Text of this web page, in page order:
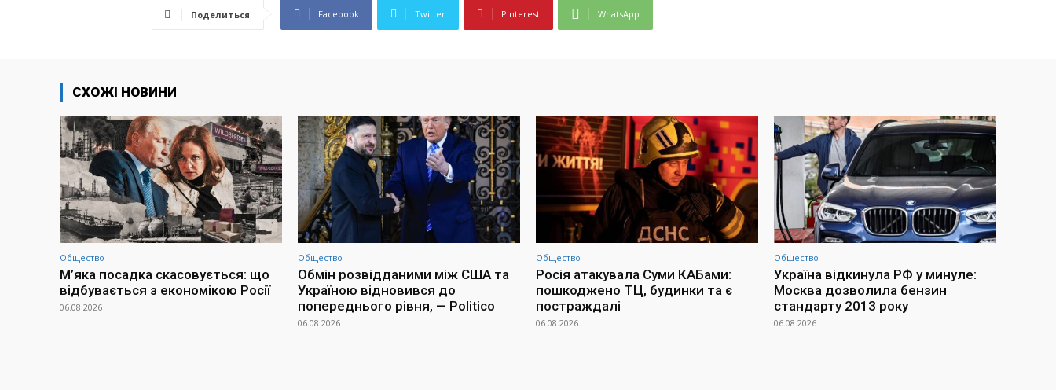
Поделиться Facebook Twitter Pinterest WhatsApp
СХОЖІ НОВИНИ
Общество
М’яка посадка скасовується: що
відбувається з економікою Росії
06.08.2026
Общество
Обмін розвідданими між США та
Україною відновився до
попереднього рівня, — Politico
06.08.2026
Общество
Росія атакувала Суми КАБами:
пошкоджено ТЦ, будинки та є
постраждалі
06.08.2026
Общество
Україна відкинула РФ у минуле:
Москва дозволила бензин
стандарту 2013 року
06.08.2026